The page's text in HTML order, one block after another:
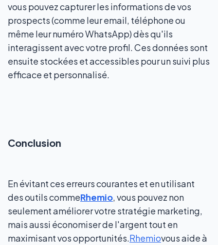
vous pouvez capturer les informations de vos
prospects (comme leur email, téléphone ou
même leur numéro WhatsApp) dès qu'ils
interagissent avec votre profil. Ces données sont
ensuite stockées et accessibles pour un suivi plus
efficace et personnalisé.
Conclusion
En évitant ces erreurs courantes et en utilisant
des outils commeRhemio, vous pouvez non
seulement améliorer votre stratégie marketing,
mais aussi économiser de l'argent tout en
maximisant vos opportunités.Rhemiovous aide à